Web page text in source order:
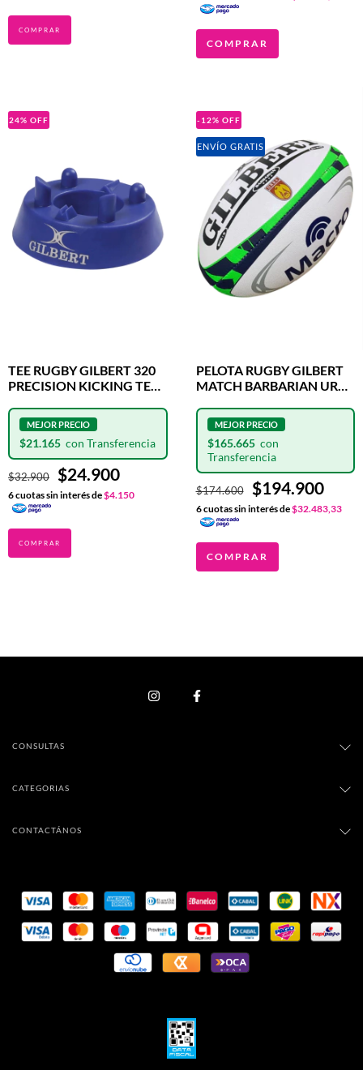
COMPRAR
24% OFF
TEE RUGBY GILBERT 320
PRECISION KICKING TEE
$32.900 $24.900
$21.165
6cuotas sin interés de$4.150
-12% OFF
ENVÍO GRATIS
PELOTA RUGBY GILBERT
MATCH BARBARIAN URBA
$174.600 $194.900
$165.665
6cuotas sin interés de$32.483,33
COMPRAR
CONSULTAS
CATEGORIAS
CONTACTÁNOS